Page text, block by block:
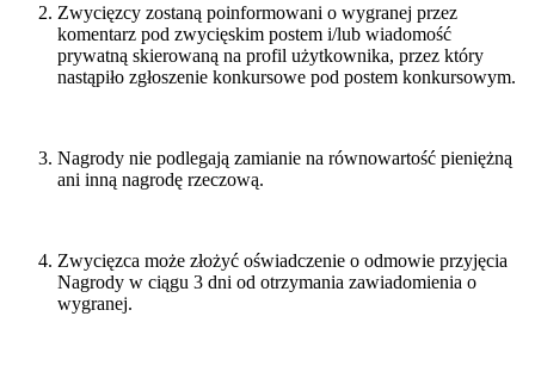
Zwycięzcy zostaną poinformowani o wygranej przez
komentarz pod zwycięskim postem i/lub wiadomość
prywatną skierowaną na profil użytkownika, przez który
nastąpiło zgłoszenie konkursowe pod postem konkursowym.
Nagrody nie podlegają zamianie na równowartość pieniężną
ani inną nagrodę rzeczową.
Zwycięzca może złożyć oświadczenie o odmowie przyjęcia
Nagrody w ciągu 3 dni od otrzymania zawiadomienia o
wygranej.